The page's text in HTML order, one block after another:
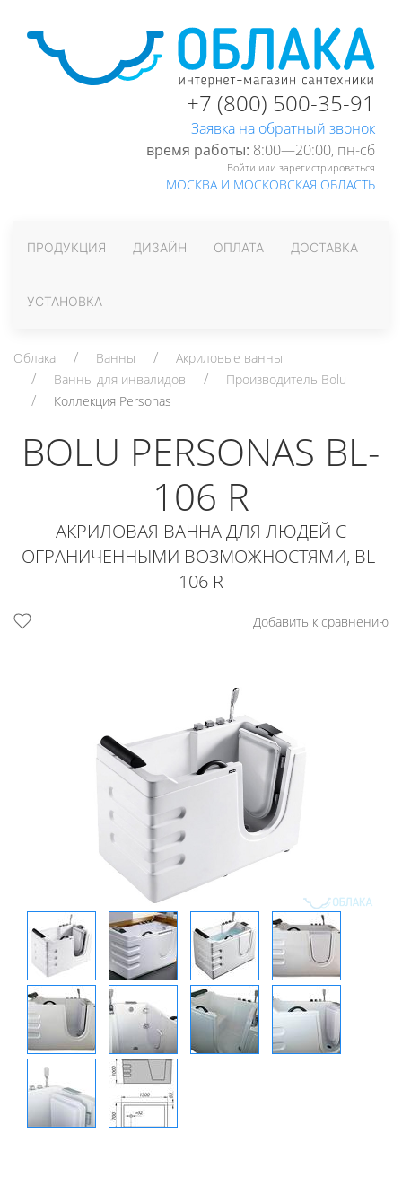
+7 (800) 500-35-91
Заявка на обратный звонок
время работы: 8:00—20:00, пн-cб
Войти или зарегистрироваться
МОСКВА И МОСКОВСКАЯ ОБЛАСТЬ
ПРОДУКЦИЯ ДИЗАЙН ОПЛАТА ДОСТАВКА
УСТАНОВКА
Облака Ванны
Акриловые ванны
Ванны для инвалидов
Производитель Bolu
Коллекция Personas
BOLU PERSONAS BL-
106 R
АКРИЛОВАЯ ВАННА ДЛЯ ЛЮДЕЙ С
ОГРАНИЧЕННЫМИ ВОЗМОЖНОСТЯМИ, BL-
106 R
Добавить к сравнению